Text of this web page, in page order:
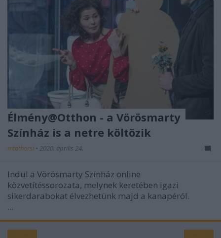
Élmény@Otthon - a Vörösmarty
Színház is a netre költözik
mtothorsi • 2020. április 24.
Indul a Vörösmarty Színház online
közvetítéssorozata, melynek keretében igazi
sikerdarabokat élvezhetünk majd a kanapéról.
...